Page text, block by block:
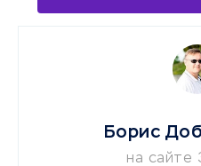
Борис
на сайте